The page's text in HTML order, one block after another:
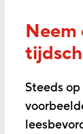
Neem
Steeds